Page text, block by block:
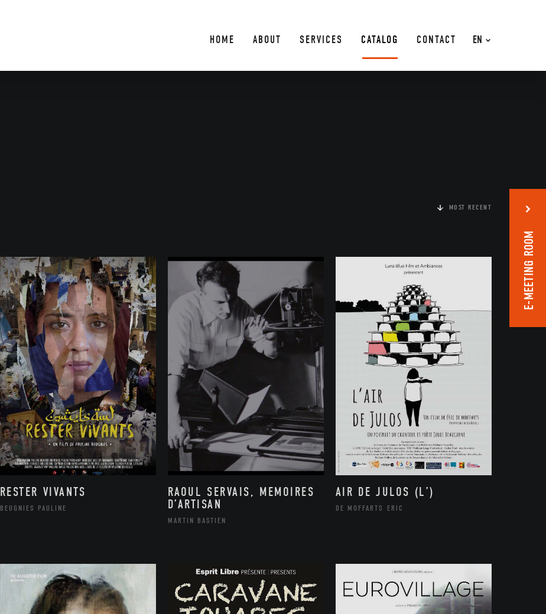
EN
HOME ABOUT SERVICES CATALOG CONTACT
MOST RECENT
RESTER VIVANTS
BEUGNIES PAULINE
RAOUL SERVAIS, MEMOIRES
D’ARTISAN
MARTIN BASTIEN
AIR DE JULOS (L’)
DE MOFFARTS ERIC
E-MEETING ROOM